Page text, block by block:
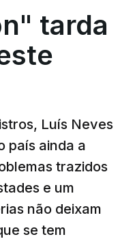
tarda
Luís Neves
país ainda a
trazidos
e um
não deixam
se tem